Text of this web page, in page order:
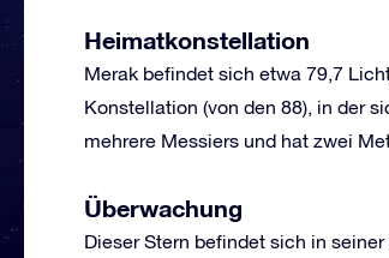
Heimatkonstellation
Merak befindet sich etwa 79,7
Konstellation (von den 88), in der
mehrere Messiers und hat zwei
Überwachung
Dieser Stern befindet sich in